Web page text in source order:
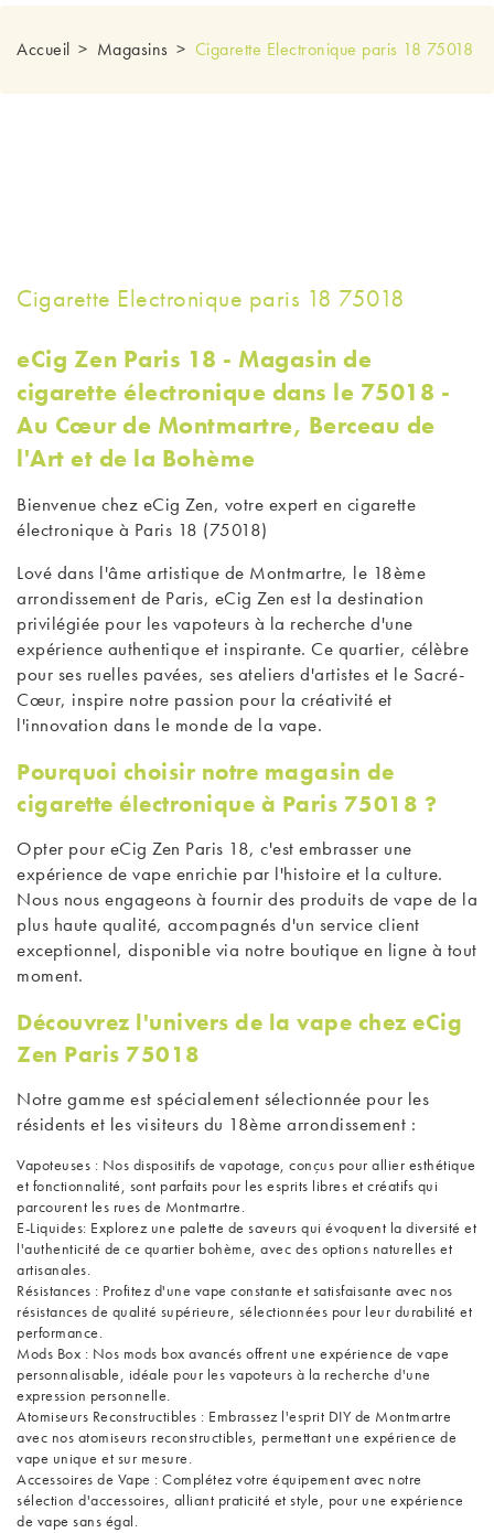
Accueil Magasins Cigarette Electronique paris 18 75018
Cigarette Electronique paris 18 75018
eCig Zen Paris 18 - Magasin de
cigarette électronique dans le 75018 -
Au Cœur de Montmartre, Berceau de
l'Art et de la Bohème
Bienvenue chez eCig Zen, votre expert en cigarette
électronique à Paris 18 (75018)
Lové dans l'âme artistique de Montmartre, le 18ème
arrondissement de Paris, eCig Zen est la destination
privilégiée pour les vapoteurs à la recherche d'une
expérience authentique et inspirante. Ce quartier, célèbre
pour ses ruelles pavées, ses ateliers d'artistes et le Sacré-
Cœur, inspire notre passion pour la créativité et
l'innovation dans le monde de la vape.
Pourquoi choisir notre magasin de
cigarette électronique à Paris 75018 ?
Opter pour eCig Zen Paris 18, c'est embrasser une
expérience de vape enrichie par l'histoire et la culture.
Nous nous engageons à fournir des produits de vape de la
plus haute qualité, accompagnés d'un service client
exceptionnel, disponible via notre boutique en ligne à tout
moment.
Découvrez l'univers de la vape chez eCig
Zen Paris 75018
Notre gamme est spécialement sélectionnée pour les
résidents et les visiteurs du 18ème arrondissement :
Vapoteuses : Nos dispositifs de vapotage, conçus pour allier esthétique
et fonctionnalité, sont parfaits pour les esprits libres et créatifs qui
parcourent les rues de Montmartre.
E-Liquides: Explorez une palette de saveurs qui évoquent la diversité et
l'authenticité de ce quartier bohème, avec des options naturelles et
artisanales.
Résistances : Profitez d'une vape constante et satisfaisante avec nos
résistances de qualité supérieure, sélectionnées pour leur durabilité et
performance.
Mods Box : Nos mods box avancés offrent une expérience de vape
personnalisable, idéale pour les vapoteurs à la recherche d'une
expression personnelle.
Atomiseurs Reconstructibles : Embrassez l'esprit DIY de Montmartre
avec nos atomiseurs reconstructibles, permettant une expérience de
vape unique et sur mesure.
Accessoires de Vape : Complétez votre équipement avec notre
sélection d'accessoires, alliant praticité et style, pour une expérience
de vape sans égal.